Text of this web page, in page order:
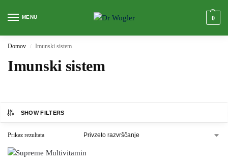
MENU 0
Domov / Imunski sistem
Imunski sistem
SHOW FILTERS
Prikaz rezultata